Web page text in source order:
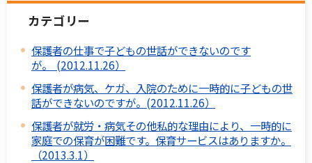
カテゴリー
保護者の仕事で子どもの世話ができないのです
が。 (2012.11.26）
保護者が病気、ケガ、入院のために一時的に子どもの世
話ができないのですが。(2012.11.26）
保護者が就労・病気その他私的な理由により、一時的に
家庭での保育が困難です。保育サービスはありますか。
（2013.3.1）